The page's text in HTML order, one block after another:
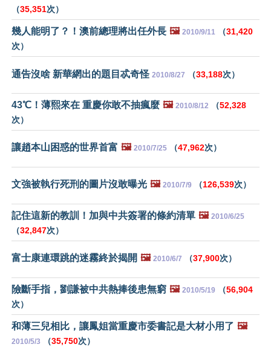
（35,351次）
幾人能明了？！澳前總理將出任外長 🖼️ 2010/9/11 （31,420
次）
通告沒啥 新華網出的題目忒奇怪 2010/8/27 （33,188次）
43℃！薄熙來在 重慶你敢不抽瘋麼 🖼️ 2010/8/12 （52,328
次）
讓趙本山困惑的世界首富 🖼️ 2010/7/25 （47,962次）
文強被執行死刑的圖片沒敢曝光 🖼️ 2010/7/9 （126,539次）
記住這新的教訓！加與中共簽署的條約清單 🖼️ 2010/6/25
（32,847次）
富士康連環跳的迷霧終於揭開 🖼️ 2010/6/7 （37,900次）
險斷手指，劉謙被中共熱捧後患無窮 🖼️ 2010/5/19 （56,904
次）
和薄三兒相比，讓鳳姐當重慶市委書記是大材小用了 🖼️
2010/5/3 （35,750次）